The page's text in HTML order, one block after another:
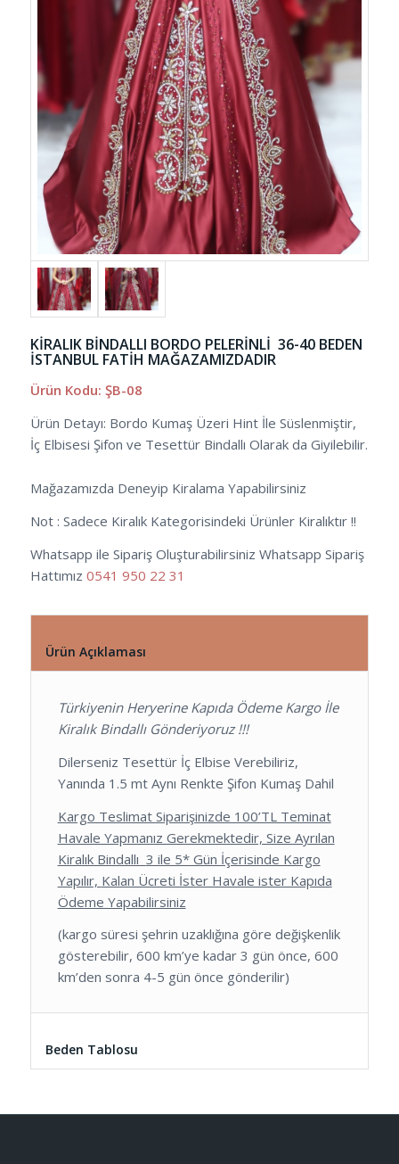
KİRALIK BİNDALLI BORDO PELERİNLİ 36-40 BEDEN
İSTANBUL FATİH MAĞAZAMIZDADIR
Ürün Kodu: ŞB-08
Ürün Detayı: Bordo Kumaş Üzeri Hint İle Süslenmiştir,
İç Elbisesi Şifon ve Tesettür Bindallı Olarak da Giyilebilir.
Mağazamızda Deneyip Kiralama Yapabilirsiniz
Not : Sadece Kiralık Kategorisindeki Ürünler Kiralıktır !!
Whatsapp ile Sipariş Oluşturabilirsiniz Whatsapp Sipariş
Hattımız 0541 950 22 31
Ürün Açıklaması
Türkiyenin Heryerine Kapıda Ödeme Kargo İle
Kiralık Bindallı Gönderiyoruz !!!
Dilerseniz Tesettür İç Elbise Verebiliriz,
Yanında 1.5 mt Aynı Renkte Şifon Kumaş Dahil
Kargo Teslimat Siparişinizde 100’TL Teminat
Havale Yapmanız Gerekmektedir, Size Ayrılan
Kiralık Bindallı 3 ile 5* Gün İçerisinde Kargo
Yapılır, Kalan Ücreti İster Havale ister Kapıda
Ödeme Yapabilirsiniz
(kargo süresi şehrin uzaklığına göre değişkenlik
gösterebilir, 600 km’ye kadar 3 gün önce, 600
km’den sonra 4-5 gün önce gönderilir)
Beden Tablosu